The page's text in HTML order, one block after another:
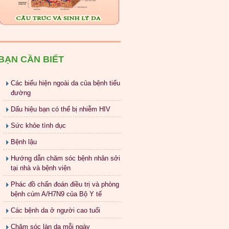
CẦN BIẾT
Các biểu hiện ngoài da của bệnh tiểu
đường
Dấu hiệu bạn có thể bị nhiễm HIV
Sức khỏe tình dục
Bệnh lậu
Hướng dẫn chăm sóc bệnh nhân sởi
tại nhà và bệnh viện
Phác đồ chẩn đoán điều trị và phòng
bệnh cúm A/H7N9 của Bộ Y tế
Các bệnh da ở người cao tuổi
Chăm sóc làn da mỗi ngày